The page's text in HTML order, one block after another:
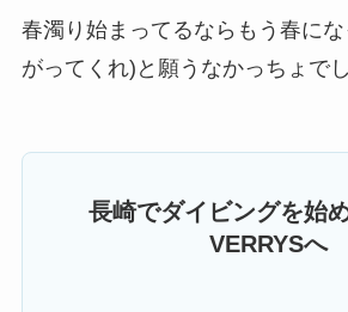
春濁り始まってるならもう春に
がってくれ)と願うなかっちょでし
長崎でダイビングを始
VERRYSへ